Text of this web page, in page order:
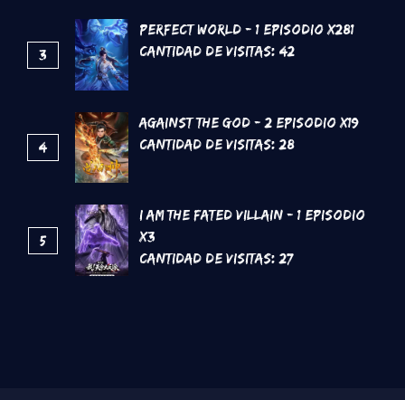
3
Perfect World - 1 Episodio x281
Cantidad de Visitas: 42
4
Against the God - 2 Episodio x19
Cantidad de Visitas: 28
5
I Am The Fated Villain - 1 Episodio
x3
Cantidad de Visitas: 27